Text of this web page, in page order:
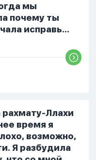
мы
почему ты
исправь
на
Я просто
смотреть . Дуа
дома. Я
рахмату-Ллахи
время я
возможно,
Я разбудила